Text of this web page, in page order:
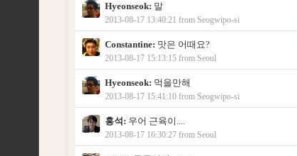
Hyeonseok: 말
2013-08-17 13:40:21 from Seogwipo-si
Constantine: 맛은 어때요?
2013-08-17 15:13:15 from Seoul
Hyeonseok: 먹을만해
2013-08-17 15:41:10 from Seogwipo-si
홍석: 우어 근육이....
2013-08-17 16:30:27 from Seoul